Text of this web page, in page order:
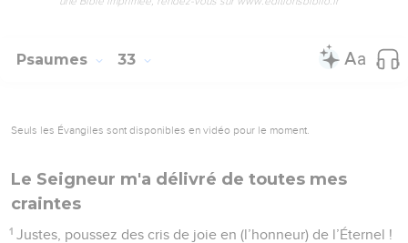
Psaumes 33
Seuls les Évangiles sont disponibles en vidéo pour le moment.
Le Seigneur m'a délivré de toutes mes
craintes
1 Justes, poussez des cris de joie en (l’honneur) de l’Éternel !